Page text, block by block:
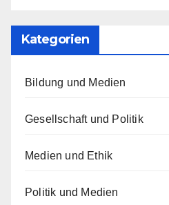
Kategorien
Bildung und Medien
Gesellschaft und Politik
Medien und Ethik
Politik und Medien